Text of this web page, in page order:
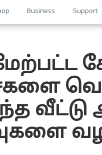
Business Support
வீட்டு